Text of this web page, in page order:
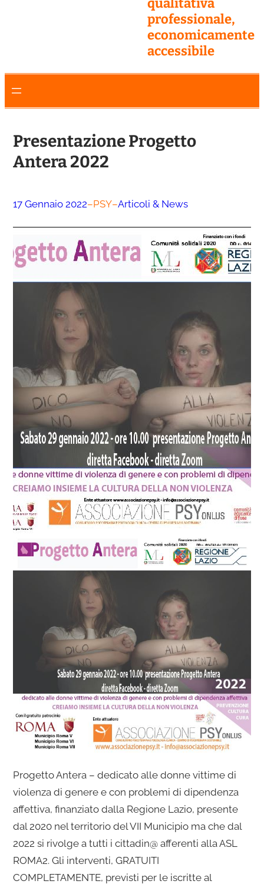
qualitativa
professionale,
economicamente
accessibile
Presentazione Progetto
Antera 2022
17 Gennaio 2022–PSY–Articoli & News
Progetto Antera – dedicato alle donne vittime di
violenza di genere e con problemi di dipendenza
affettiva, finanziato dalla Regione Lazio, presente
dal 2020 nel territorio del VII Municipio ma che dal
2022 si rivolge a tutti i cittadin@ afferenti alla ASL
ROMA2. Gli interventi, GRATUITI
COMPLETAMENTE, previsti per le iscritte al